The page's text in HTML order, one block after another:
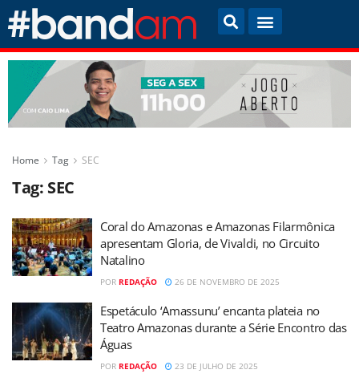
Home Tag SEC
Tag: SEC
Coral do Amazonas e Amazonas Filarmônica
apresentam Gloria, de Vivaldi, no Circuito
Natalino
POR REDAÇÃO 26 DE NOVEMBRO DE 2025
Espetáculo ‘Amassunu’ encanta plateia no
Teatro Amazonas durante a Série Encontro das
Águas
POR REDAÇÃO 23 DE JULHO DE 2025